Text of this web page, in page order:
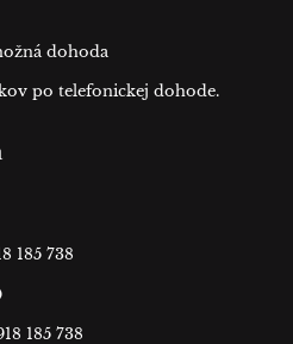
dohoda
po telefonickej dohode.
185 738
185 738